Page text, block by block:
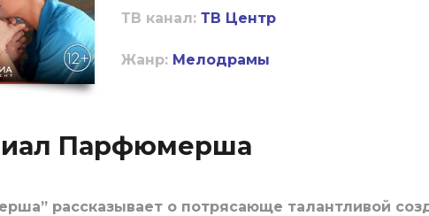
ТВ канал: ТВ Центр
Жанр: Мелодрамы
Парфюмерша
рассказывает о потрясающе талантливой